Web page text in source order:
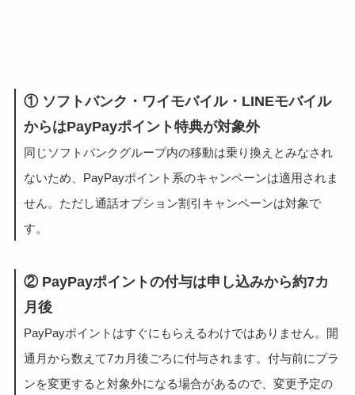
① ソフトバンク・ワイモバイル・LINEモバイル
からはPayPayポイント特典が対象外
同じソフトバンクグループ内の移動は乗り換えとみなされ
ないため、PayPayポイント系のキャンペーンは適用されま
せん。ただし通話オプション割引キャンペーンは対象で
す。
② PayPayポイントの付与は申し込みから約7カ
月後
PayPayポイントはすぐにもらえるわけではありません。開
通月から数えて7カ月後ごろに付与されます。付与前にプラ
ンを変更すると対象外になる場合があるので、変更予定の